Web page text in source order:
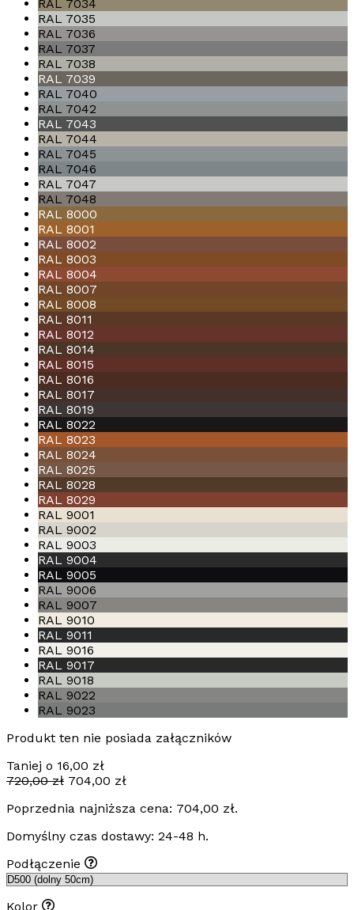
RAL 7034
RAL 7035
RAL 7036
RAL 7037
RAL 7038
RAL 7039
RAL 7040
RAL 7042
RAL 7043
RAL 7044
RAL 7045
RAL 7046
RAL 7047
RAL 7048
RAL 8000
RAL 8001
RAL 8002
RAL 8003
RAL 8004
RAL 8007
RAL 8008
RAL 8011
RAL 8012
RAL 8014
RAL 8015
RAL 8016
RAL 8017
RAL 8019
RAL 8022
RAL 8023
RAL 8024
RAL 8025
RAL 8028
RAL 8029
RAL 9001
RAL 9002
RAL 9003
RAL 9004
RAL 9005
RAL 9006
RAL 9007
RAL 9010
RAL 9011
RAL 9016
RAL 9017
RAL 9018
RAL 9022
RAL 9023
Produkt ten nie posiada załączników
Taniej o 16,00 zł
720,00zł Pierwotna
wynosiła:
704,00 złAktualna
wynosi:
Poprzednia najniższa cena: 704,00 zł.
Domyślny czas dostawy: 24-48 h.
Podłączenie
Kolor